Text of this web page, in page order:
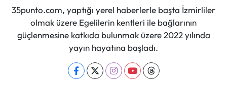
35punto.com, yaptığı yerel haberlerle başta İzmirliler
olmak üzere Egelilerin kentleri ile bağlarının
güçlenmesine katkıda bulunmak üzere 2022 yılında
yayın hayatına başladı.